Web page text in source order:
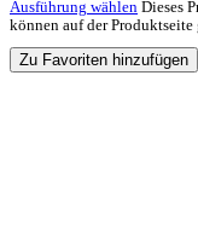
Ausführung wählen Dieses
können auf der Produktseite
Zu Favoriten hinzufügen